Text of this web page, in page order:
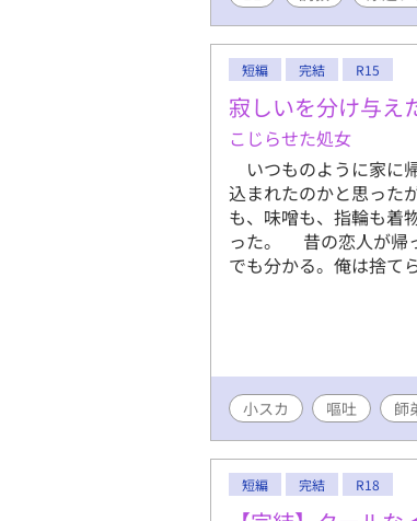
短編 完結 R15
寂しいを分け与え
こじらせた処女
いつものように家に
込まれたのかと思った
も、味噌も、指輪も着
った。 昔の恋人が帰
でも分かる。俺は捨て
小スカ 嘔吐 師
短編 完結 R18